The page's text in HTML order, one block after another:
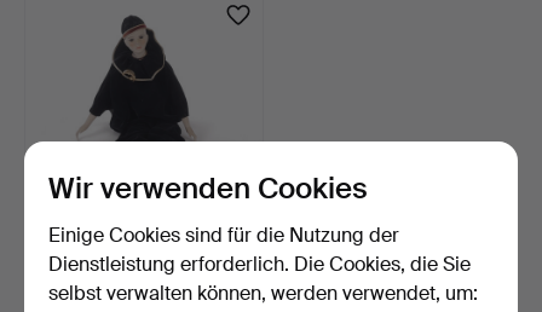
PORZELLANPUPPE,
Boudoir, Japan.
2 Tage
Wir verwenden Cookies
Einige Cookies sind für die Nutzung der
Dienstleistung erforderlich. Die Cookies, die Sie
selbst verwalten können, werden verwendet, um: